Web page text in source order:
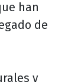
han
de
y